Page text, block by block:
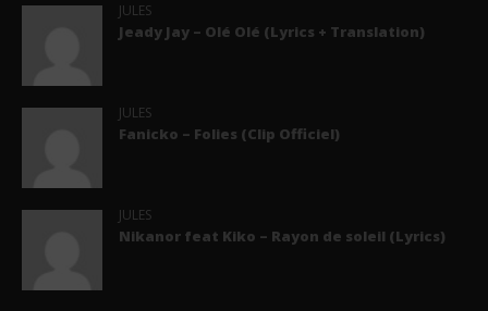
JULES
Jeady Jay – Olé Olé (Lyrics + Translation)
JULES
Fanicko – Folies (Clip Officiel)
JULES
Nikanor feat Kiko – Rayon de soleil (Lyrics)